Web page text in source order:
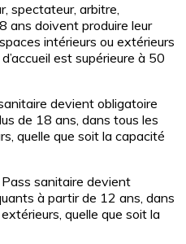
spectateur, arbitre,
ans doivent produire leur
intérieurs ou extérieurs
est supérieure à 50
devient obligatoire
de 18 ans, dans tous les
quelle que soit la capacité
sanitaire devient
à partir de 12 ans, dans
quelle que soit la